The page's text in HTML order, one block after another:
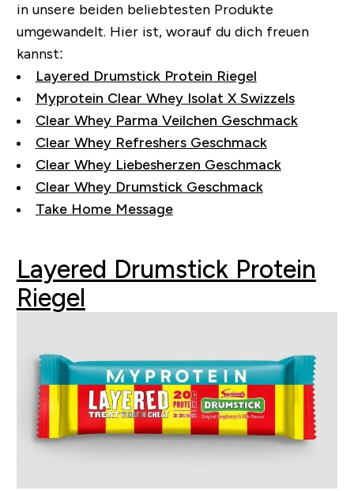
in unsere beiden beliebtesten Produkte
umgewandelt. Hier ist, worauf du dich freuen
kannst:
Layered Drumstick Protein Riegel
Myprotein Clear Whey Isolat X Swizzels
Clear Whey Parma Veilchen Geschmack
Clear Whey Refreshers Geschmack
Clear Whey Liebesherzen Geschmack
Clear Whey Drumstick Geschmack
Take Home Message
Layered Drumstick Protein
Riegel